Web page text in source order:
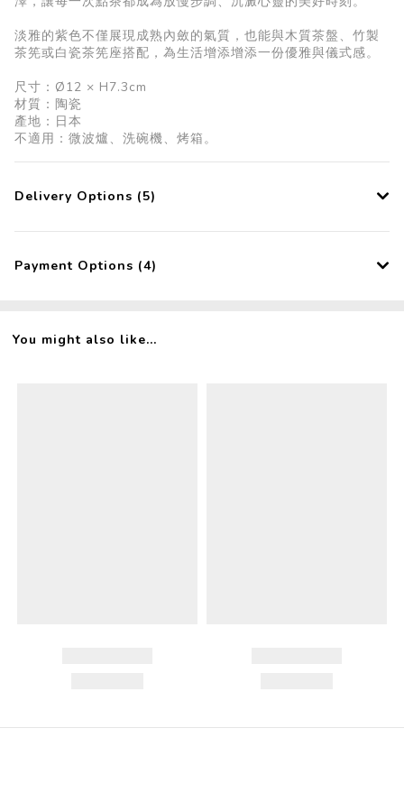
淡雅的紫色不僅展現成熟內斂的氣質，也能與木質茶盤、竹製
茶筅或白瓷茶筅座搭配，為生活增添增添一份優雅與儀式感。
尺寸：Ø12 × H7.3cm
材質：陶瓷
產地：日本
不適用：微波爐、洗碗機、烤箱。
Delivery Options (5)
Payment Options (4)
You might also like...